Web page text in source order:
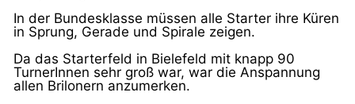
In der Bundesklasse müssen alle Starter ihre Küren
in Sprung, Gerade und Spirale zeigen.
Da das Starterfeld in Bielefeld mit knapp 90
TurnerInnen sehr groß war, war die Anspannung
allen Brilonern anzumerken.